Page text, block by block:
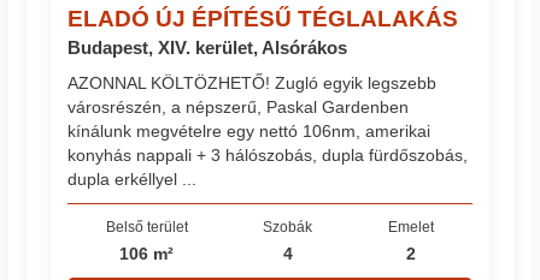
ELADÓ ÚJ ÉPÍTÉSŰ TÉGLALAKÁS
Budapest, XIV. kerület, Alsórákos
AZONNAL KÖLTÖZHETŐ! Zugló egyik legszebb
városrészén, a népszerű, Paskal Gardenben
kínálunk megvételre egy nettó 106nm, amerikai
konyhás nappali + 3 hálószobás, dupla fürdőszobás,
dupla erkéllyel ...
Belső terület
106 m²
Szobák
4
Emelet
2